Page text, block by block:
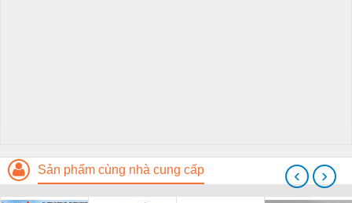
Sản phẩm cùng nhà cung cấp ‹ ›